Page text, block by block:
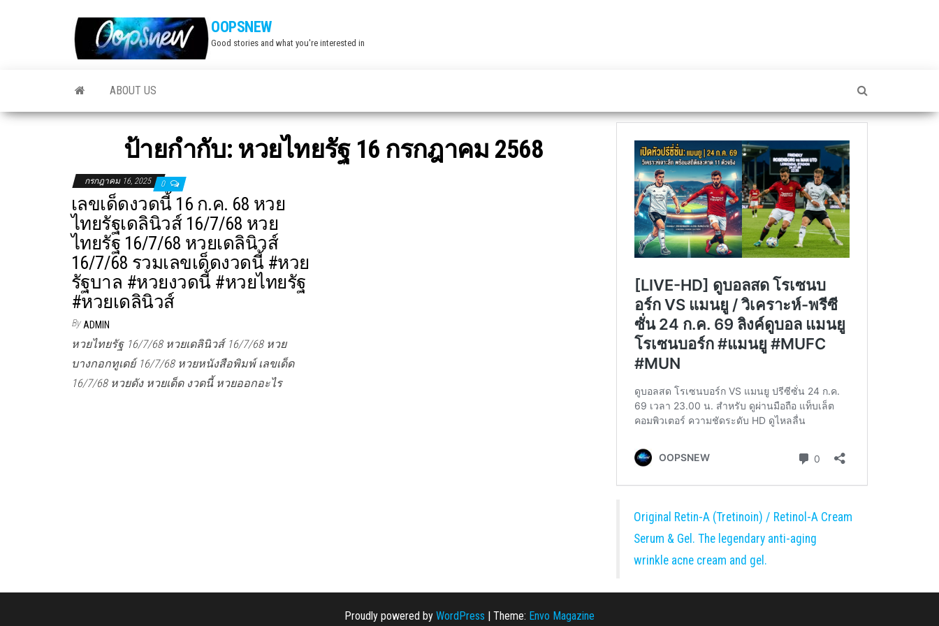
OOPSNEW
Good stories and what you're interested in
ABOUT US
ป้ายกำกับ: หวยไทยรัฐ 16 กรกฎาคม 2568
กรกฎาคม 16, 2025 0
เลขเด็ดงวดนี้ 16 ก.ค. 68 หวย
ไทยรัฐเดลินิวส์ 16/7/68 หวย
ไทยรัฐ 16/7/68 หวยเดลินิวส์
16/7/68 รวมเลขเด็ดงวดนี้ #หวย
รัฐบาล #หวยงวดนี้ #หวยไทยรัฐ
#หวยเดลินิวส์
By ADMIN
หวยไทยรัฐ 16/7/68 หวยเดลินิวส์ 16/7/68 หวย
บางกอกทูเดย์ 16/7/68 หวยหนังสือพิมพ์ เลขเด็ด
16/7/68 หวยดัง หวยเด็ด งวดนี้ หวยออกอะไร
Original Retin-A (Tretinoin) / Retinol-A Cream
Serum & Gel. The legendary anti-aging
wrinkle acne cream and gel.
Proudly powered by WordPress | Theme: Envo Magazine